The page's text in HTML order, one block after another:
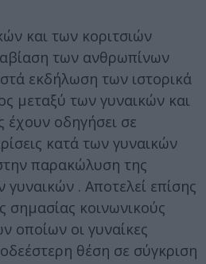
και των κοριτσιών
των ανθρωπίνων
εκδήλωση των ιστορικά
μεταξύ των γυναικών και
έχουν οδηγήσει σε
κατά των γυναικών
παρακώλυση της
. Αποτελεί επίσης
σημασίας κοινωνικούς
οποίων οι γυναίκες
θέση σε σύγκριση